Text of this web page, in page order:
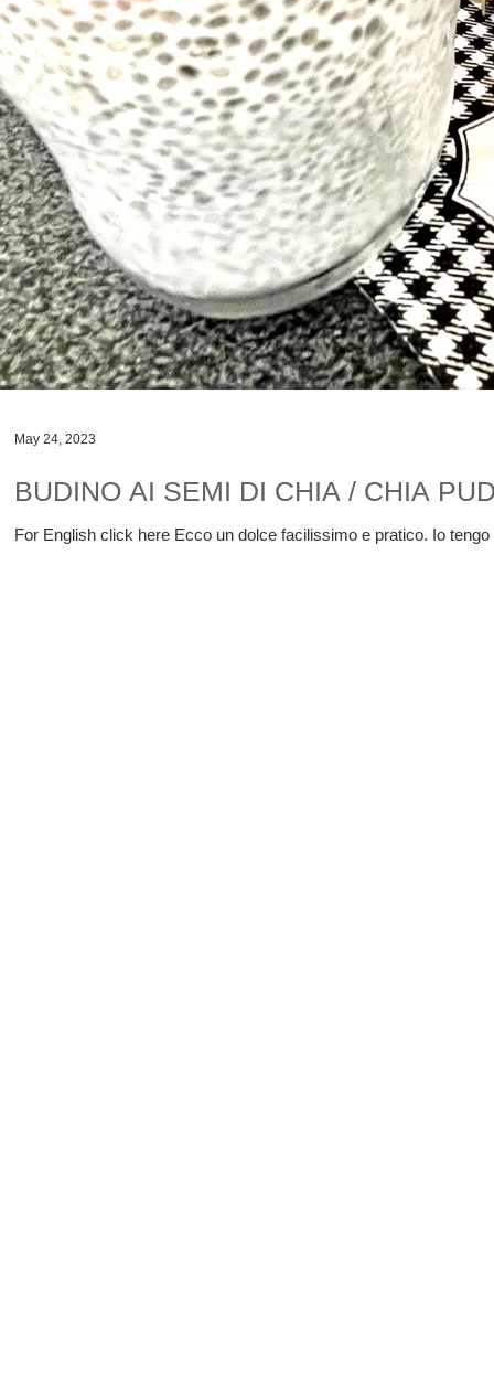
BUDINO AI SEMI DI CHIA / CHIA
For English click here Ecco un dolce facilissimo e pratico. Io
May 24, 2023